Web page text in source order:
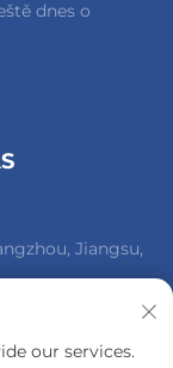
dnes o
Jiangsu,
our services.